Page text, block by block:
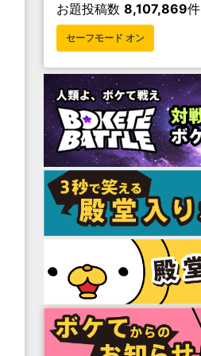
お題投稿数 8,107,869件
セーフモード オン